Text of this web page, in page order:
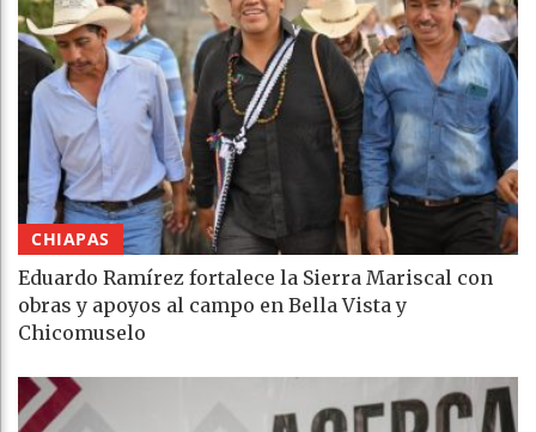
CHIAPAS
Eduardo Ramírez fortalece la Sierra Mariscal con
obras y apoyos al campo en Bella Vista y
Chicomuselo